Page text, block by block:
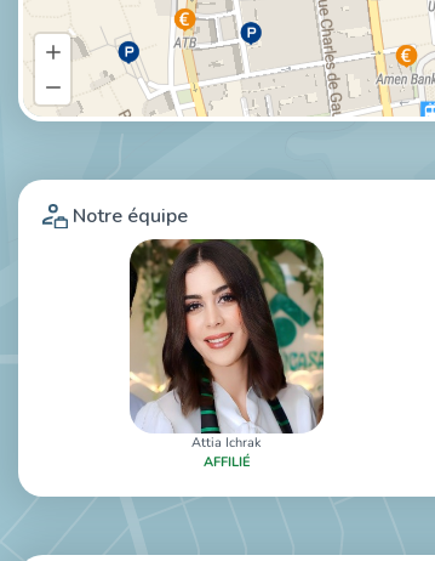
Notre équipe
Attia Ichrak
AFFILIÉ